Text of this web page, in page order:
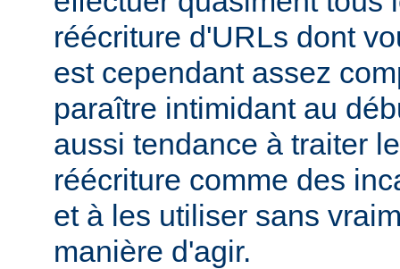
réécriture d'URLs dont
est cependant assez
paraître intimidant au
aussi tendance à traiter
réécriture comme des
et à les utiliser sans
manière d'agir.